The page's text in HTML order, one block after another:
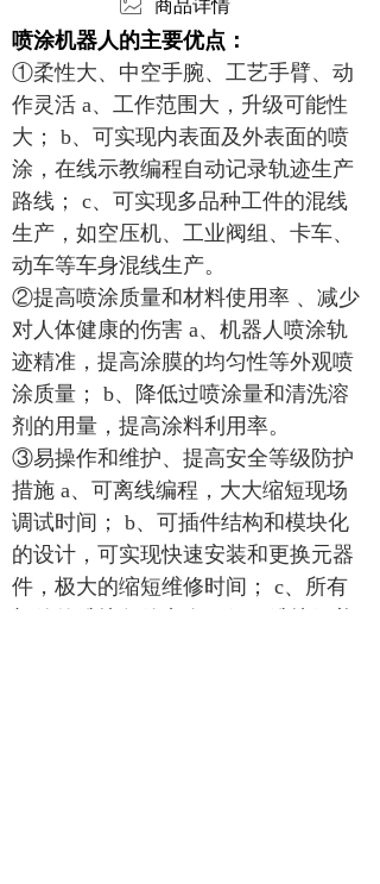
商品详情
喷涂机器人的主要优点：
①柔性大、中空手腕、工艺手臂、动
作灵活 a、工作范围大，升级可能性
大； b、可实现内表面及外表面的喷
涂，在线示教编程自动记录轨迹生产
路线； c、可实现多品种工件的混线
生产，如空压机、工业阀组、卡车、
动车等车身混线生产。
②提高喷涂质量和材料使用率 、减少
对人体健康的伤害 a、机器人喷涂轨
迹精准，提高涂膜的均匀性等外观喷
涂质量； b、降低过喷涂量和清洗溶
剂的用量，提高涂料利用率。
③易操作和维护、提高安全等级防护
措施 a、可离线编程，大大缩短现场
调试时间； b、可插件结构和模块化
的设计，可实现快速安装和更换元器
件，极大的缩短维修时间； c、所有
ꂈ